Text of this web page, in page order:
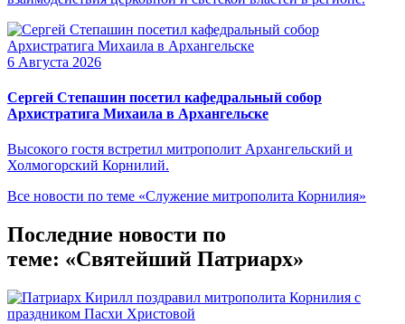
6 Августа 2026
Сергей Степашин посетил кафедральный собор
Архистратига Михаила в Архангельске
Высокого гостя встретил митрополит Архангельский и
Холмогорский Корнилий.
Все новости по теме «Служение митрополита Корнилия»
Последние новости по
теме: «Святейший Патриарх»